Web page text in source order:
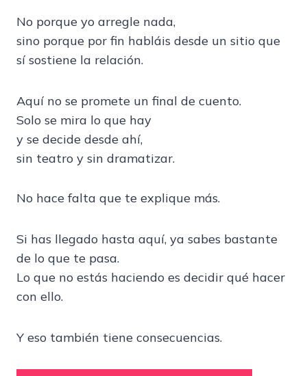
No porque yo arregle nada,
sino porque por fin habláis desde un sitio que
sí sostiene la relación.
Aquí no se promete un final de cuento.
Solo se mira lo que hay
y se decide desde ahí,
sin teatro y sin dramatizar.
No hace falta que te explique más.
Si has llegado hasta aquí, ya sabes bastante
de lo que te pasa.
Lo que no estás haciendo es decidir qué hacer
con ello.
Y eso también tiene consecuencias.